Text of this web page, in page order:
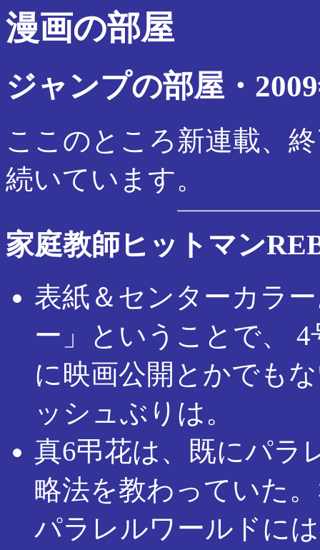
漫画の部屋
ジャンプの部屋・
ここのところ新連載、
続いています。
家庭教師ヒットマン
表紙＆センターカラ
ー」ということで、
に映画公開とかでも
ッシュぶりは。
真6弔花は、既にパラ
略法を教わっていた
パラレルワールドに